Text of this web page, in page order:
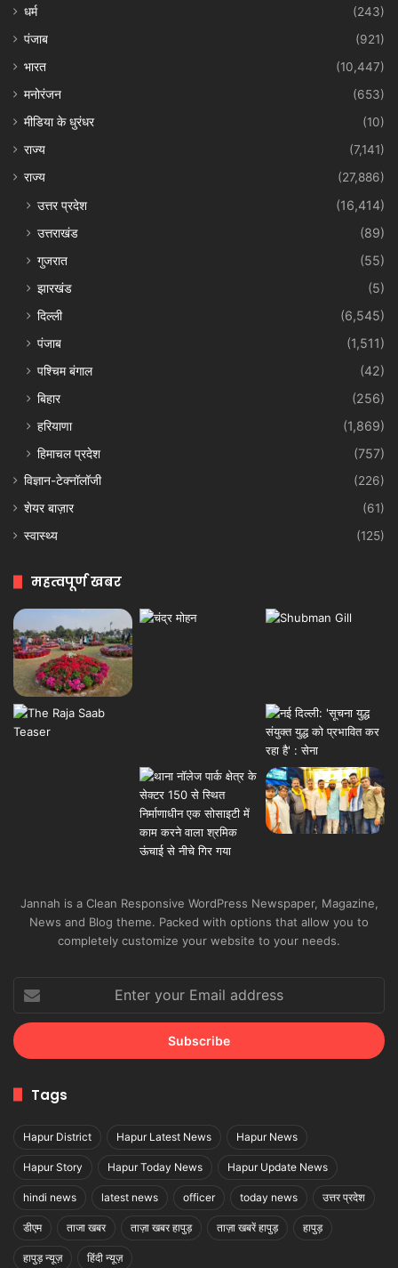
धर्म
(243)
पंजाब
(921)
भारत
(10,447)
मनोरंजन
(653)
मीडिया के धुरंधर
(10)
राज्य
(7,141)
राज्य
(27,886)
उत्तर प्रदेश
(16,414)
उत्तराखंड
(89)
गुजरात
(55)
झारखंड
(5)
दिल्ली
(6,545)
पंजाब
(1,511)
पश्चिम बंगाल
(42)
बिहार
(256)
हरियाणा
(1,869)
हिमाचल प्रदेश
(757)
विज्ञान-टेक्नॉलॉजी
(226)
शेयर बाज़ार
(61)
स्वास्थ्य
(125)
महत्वपूर्ण खबर
Jannah is a Clean Responsive WordPress Newspaper, Magazine,
News and Blog theme. Packed with options that allow you to
completely customize your website to your needs.
your
Email
address
Tags
Hapur District Hapur Latest News Hapur News
Hapur Story Hapur Today News Hapur Update News
hindi news latest news officer today news उत्तर प्रदेश
डीएम ताजा खबर ताज़ा खबर हापुड़ ताज़ा खबरें हापुड़ हापुड़
हापुड़ न्यूज़ हिंदी न्यूज़